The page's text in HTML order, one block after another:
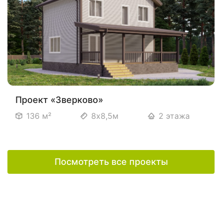
Проект «Зверково»
136 м² 8х8,5м 2 этажа
Посмотреть все проекты